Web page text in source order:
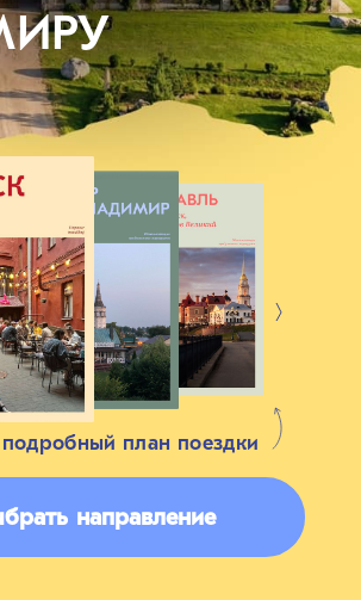
подробный план поездки
направление